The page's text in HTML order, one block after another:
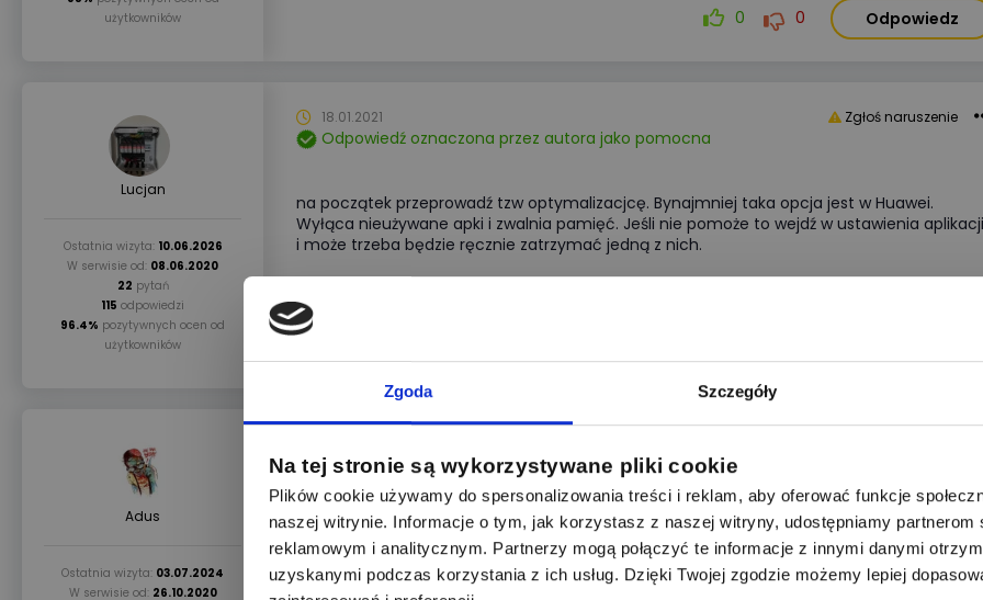
Zgoda Szczegóły
Na tej stronie są wykorzystywane pliki cookie
Plików cookie używamy do spersonalizowania treści i reklam, aby oferować funkcje
naszej witrynie. Informacje o tym, jak korzystasz z naszej witryny, udostępniamy partnerom
reklamowym i analitycznym. Partnerzy mogą połączyć te informacje z innymi danymi
uzyskanymi podczas korzystania z ich usług. Dzięki Twojej zgodzie możemy lepiej
użytkowników
0 0 Odpowiedz
Lucjan
Ostatnia wizyta: 10.06.2026
W serwisie od: 08.06.2020
22 pytań
115 odpowiedzi
96.4% pozytywnych ocen od
użytkowników
Zgłoś naruszenie
18.01.2021
Odpowiedź oznaczona przez autora jako pomocna
na początek przeprowadź tzw optymalizacjcę. Bynajmniej taka opcja jest w Huawei.
Wyłąca nieużywane apki i zwalnia pamięć. Jeśli nie pomoże to wejdź w ustawienia aplikacji
i może trzeba będzie ręcznie zatrzymać jedną z nich.
Adus
Ostatnia wizyta: 03.07.2024
W serwisie od: 26.10.2020
Generalnie w ustawieniach masz opcje pielegnacja urzadzenia i tam jest informacja
o bateri co i ile bateri zjadło w zadanym przedziale czasowym